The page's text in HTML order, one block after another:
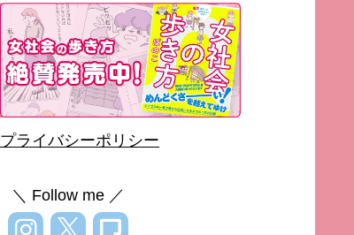
プライバシーポリシー
＼ Follow me ／